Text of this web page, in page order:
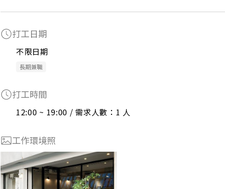
打工日期
不限日期
長期兼職
打工時間
12:00 ~ 19:00 / 需求人數：1 人
工作環境照